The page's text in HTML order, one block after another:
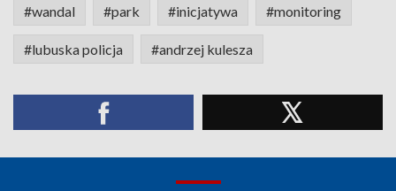
#wandal #park #inicjatywa #monitoring
#lubuska policja #andrzej kulesza